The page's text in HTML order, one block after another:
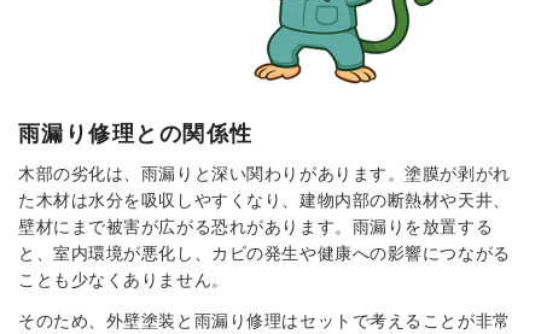
雨漏り修理との関係性
木部の劣化は、雨漏りと深い関わりがあります。塗膜が剥がれ
た木材は水分を吸収しやすくなり、建物内部の断熱材や天井、
壁材にまで被害が広がる恐れがあります。雨漏りを放置する
と、室内環境が悪化し、カビの発生や健康への影響につながる
ことも少なくありません。
そのため、外壁塗装と雨漏り修理はセットで考えることが非常